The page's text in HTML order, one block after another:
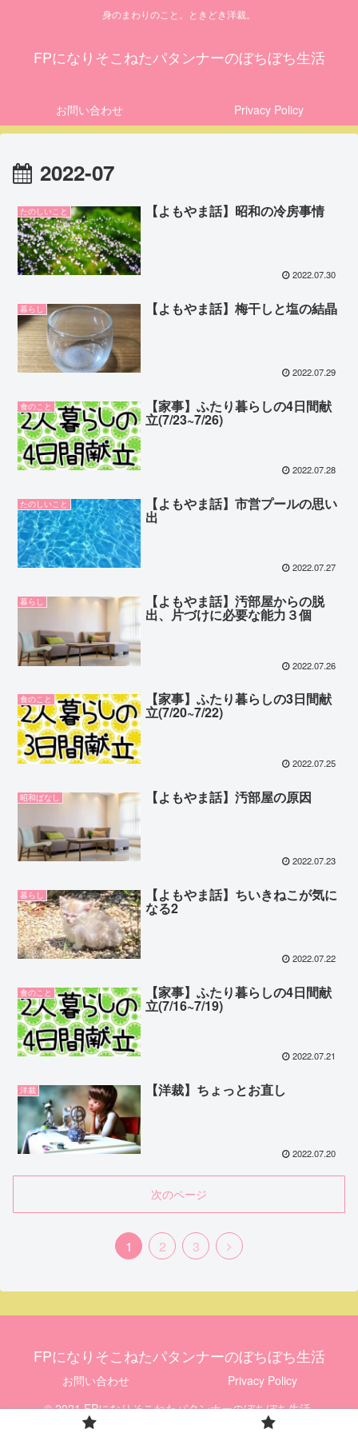
身のまわりのこと。ときどき洋裁。
FPになりそこねたパタンナーのぼちぼち生活
お問い合わせ Privacy Policy
2022-07
たのしいこと 【よもやま話】昭和の冷房事情
2022.07.30
暮らし 【よもやま話】梅干しと塩の結晶
2022.07.29
食のこと 【家事】ふたり暮らしの4日間献
立(7/23~7/26)
2022.07.28
たのしいこと 【よもやま話】市営プールの思い
出
2022.07.27
暮らし 【よもやま話】汚部屋からの脱
出、片づけに必要な能力３個
2022.07.26
食のこと 【家事】ふたり暮らしの3日間献
立(7/20~7/22)
2022.07.25
昭和ばなし 【よもやま話】汚部屋の原因
2022.07.23
暮らし 【よもやま話】ちいきねこが気に
なる2
2022.07.22
食のこと 【家事】ふたり暮らしの4日間献
立(7/16~7/19)
2022.07.21
洋裁 【洋裁】ちょっとお直し
2022.07.20
次のページ
1 2 3
FPになりそこねたパタンナーのぼちぼち生活
お問い合わせ
Privacy Policy
© 2021 FPになりそこねたパタンナーのぼちぼち生活.